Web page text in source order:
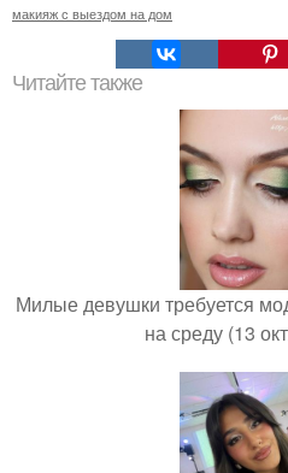
макияж с выездом на дом
Читайте также
Милые девушки требуется
на среду (13